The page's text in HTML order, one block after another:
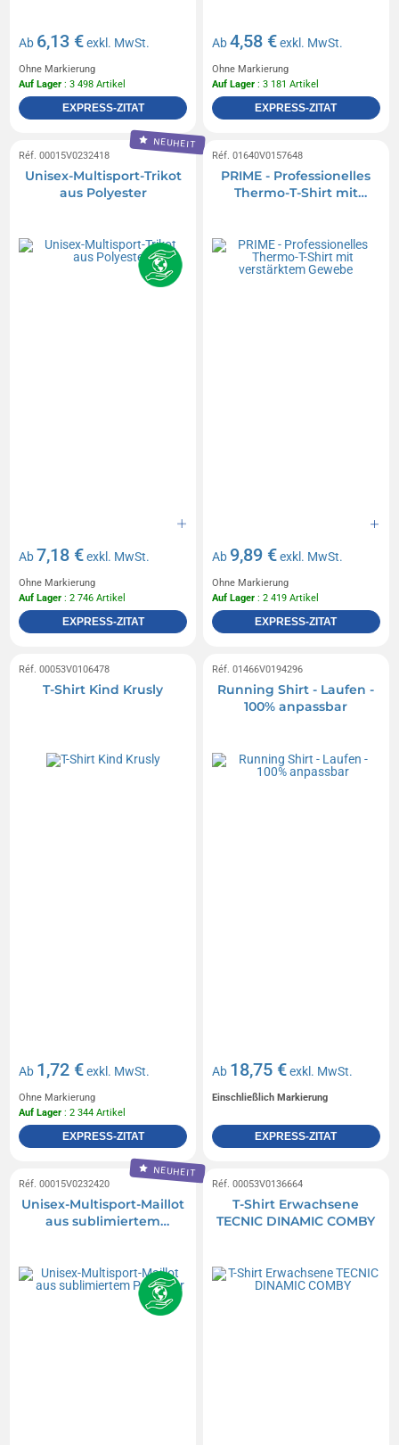
Ab 6,13 €exkl. MwSt.
Ohne Markierung
Auf Lager : 3 498 Artikel
EXPRESS-ZITAT
Ab4,58 €exkl. MwSt.
Ohne Markierung
Auf Lager : 3 181 Artikel
EXPRESS-ZITAT
NEUHEIT
Réf. 00015V0232418
Unisex-Multisport-Trikot
aus Polyester
Ab 7,18 €exkl. MwSt.
Ohne Markierung
Auf Lager : 2 746 Artikel
EXPRESS-ZITAT
Réf. 01640V0157648
PRIME - Professionelles
Thermo-T-Shirt mit
Ab 9,89 €exkl. MwSt.
Ohne Markierung
Auf Lager : 2 419 Artikel
EXPRESS-ZITAT
Réf. 00053V0106478
T-Shirt Kind Krusly
Ab 1,72 €exkl. MwSt.
Ohne Markierung
Auf Lager : 2 344 Artikel
EXPRESS-ZITAT
Réf. 01466V0194296
Running Shirt - Laufen -
100% anpassbar
Ab 18,75 €exkl. MwSt.
Einschließlich Markierung
EXPRESS-ZITAT
NEUHEIT
Réf. 00015V0232420
Unisex-Multisport-Maillot
aus sublimiertem
Réf. 00053V0136664
T-Shirt Erwachsene
TECNIC DINAMIC COMBY